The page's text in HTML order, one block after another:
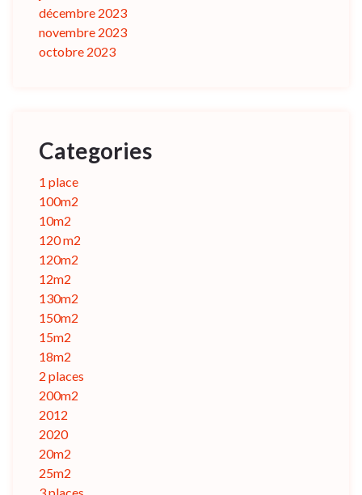
décembre 2023
novembre 2023
octobre 2023
Categories
1 place
100m2
10m2
120 m2
120m2
12m2
130m2
150m2
15m2
18m2
2 places
200m2
2012
2020
20m2
25m2